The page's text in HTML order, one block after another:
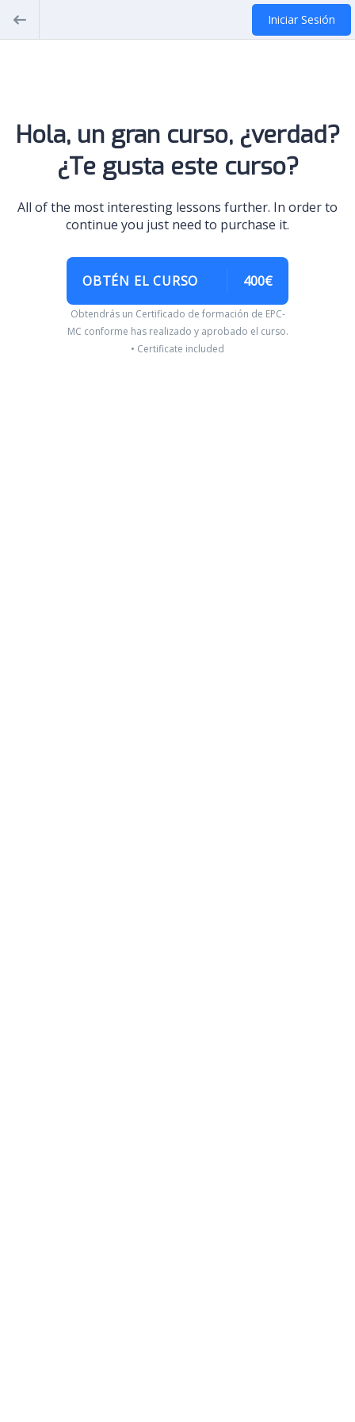
Iniciar Sesión
Hola, un gran curso, ¿verdad?
¿Te gusta este curso?
All of the most interesting lessons further. In order to
continue you just need to purchase it.
OBTÉN EL CURSO 400€
Obtendrás un Certificado de formación de EPC-
MC conforme has realizado y aprobado el curso.
• Certificate included